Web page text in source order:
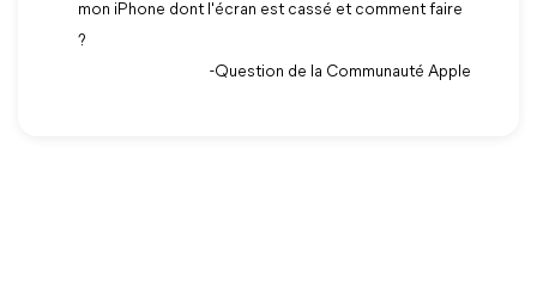
mon iPhone dont l'écran est cassé et comment faire
?
-Question de la Communauté Apple